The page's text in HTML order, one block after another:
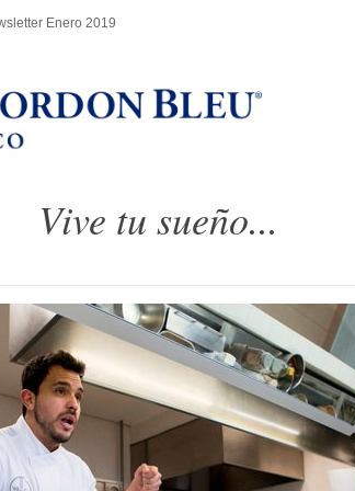
Enero 2019
Vive tu sueño...